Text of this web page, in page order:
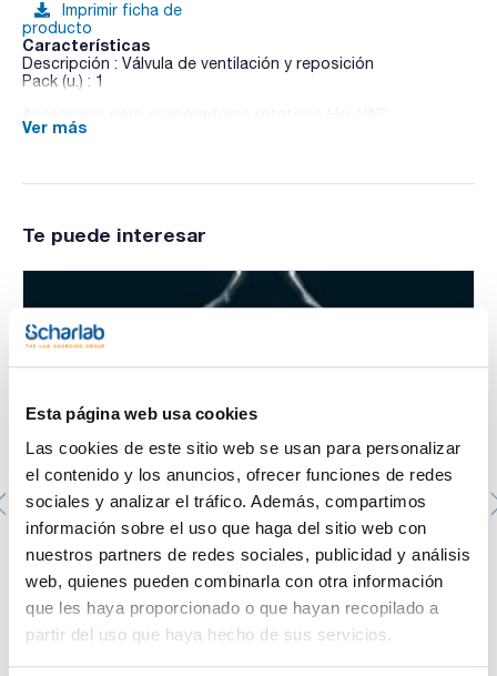
Esta página web usa cookies
Las cookies de este sitio web se usan para personalizar
el contenido y los anuncios, ofrecer funciones de redes
sociales y analizar el tráfico. Además, compartimos
información sobre el uso que haga del sitio web con
nuestros partners de redes sociales, publicidad y análisis
web, quienes pueden combinarla con otra información
que les haya proporcionado o que hayan recopilado a
partir del uso que haya hecho de sus servicios.
Imprimir ficha de
producto
Características
Descripción : Válvula de ventilación y reposición
Pack (u.) : 1
Ver más
Te puede interesar
Matraz evaporador, fondo redondo, esmerilado rótula.
SCHARLAU. Cap. (ml): 500. Hembra: S 35/20. Equiv. Büchi:
000424. Equiv. Heidolph: 514-83000-00
073-000025
Envase
Disponibilidad:Ver stock